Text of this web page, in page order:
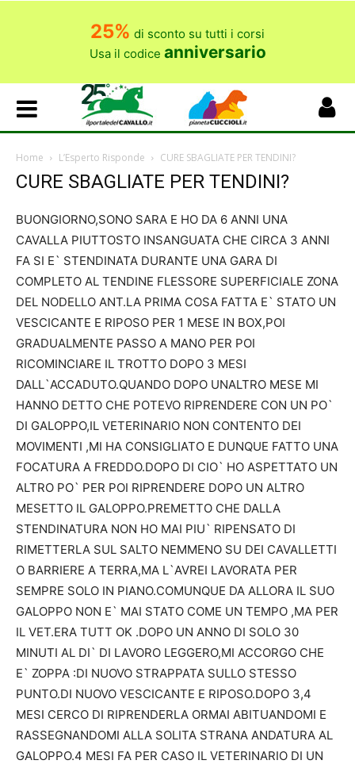
25% di sconto su tutti i corsi
Usa il codice anniversario
Home L’Esperto Risponde CURE SBAGLIATE PER TENDINI?
CURE SBAGLIATE PER TENDINI?
BUONGIORNO,SONO SARA E HO DA 6 ANNI UNA
CAVALLA PIUTTOSTO INSANGUATA CHE CIRCA 3 ANNI
FA SI E` STENDINATA DURANTE UNA GARA DI
COMPLETO AL TENDINE FLESSORE SUPERFICIALE ZONA
DEL NODELLO ANT.LA PRIMA COSA FATTA E` STATO UN
VESCICANTE E RIPOSO PER 1 MESE IN BOX,POI
GRADUALMENTE PASSO A MANO PER POI
RICOMINCIARE IL TROTTO DOPO 3 MESI
DALL`ACCADUTO.QUANDO DOPO UNALTRO MESE MI
HANNO DETTO CHE POTEVO RIPRENDERE CON UN PO`
DI GALOPPO,IL VETERINARIO NON CONTENTO DEI
MOVIMENTI ,MI HA CONSIGLIATO E DUNQUE FATTO UNA
FOCATURA A FREDDO.DOPO DI CIO` HO ASPETTATO UN
ALTRO PO` PER POI RIPRENDERE DOPO UN ALTRO
MESETTO IL GALOPPO.PREMETTO CHE DALLA
STENDINATURA NON HO MAI PIU` RIPENSATO DI
RIMETTERLA SUL SALTO NEMMENO SU DEI CAVALLETTI
O BARRIERE A TERRA,MA L`AVREI LAVORATA PER
SEMPRE SOLO IN PIANO.COMUNQUE DA ALLORA IL SUO
GALOPPO NON E` MAI STATO COME UN TEMPO ,MA PER
IL VET.ERA TUTT OK .DOPO UN ANNO DI SOLO 30
MINUTI AL DI` DI LAVORO LEGGERO,MI ACCORGO CHE
E` ZOPPA :DI NUOVO STRAPPATA SULLO STESSO
PUNTO.DI NUOVO VESCICANTE E RIPOSO.DOPO 3,4
MESI CERCO DI RIPRENDERLA ORMAI ABITUANDOMI E
RASSEGNANDOMI ALLA SOLITA STRANA ANDATURA AL
GALOPPO.4 MESI FA PER CASO IL VETERINARIO DI UN